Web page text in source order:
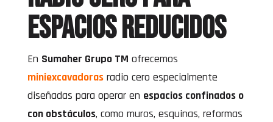
espacios reducidos
En Sumaher Grupo TM ofrecemos
miniexcavadorasradio cero especialmente
diseñadas para operar en espacios confinados o
con obstáculos, como muros, esquinas, reformas